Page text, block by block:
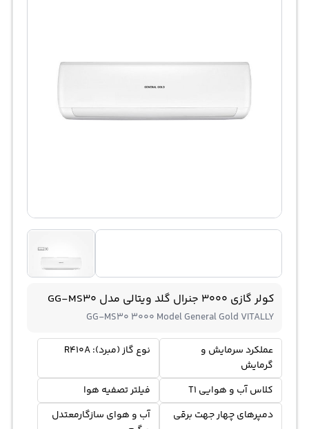
کولر گازی 3000 جنرال گلد ویتالی مدل GG-MS30
GG-MS30 3000 Model General Gold VITALLY
عملکرد سرمایش و
گرمایش
نوع گاز (مبرد): R410A
کلاس آب و هوایی T1
فیلتر تصفیه هوا
دمپرهای چهار جهت برقی
آب و هوای سازگارمعتدل